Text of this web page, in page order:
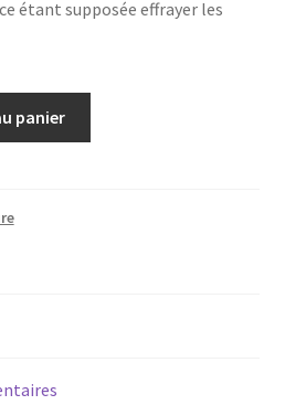
étant supposée effrayer les
panier